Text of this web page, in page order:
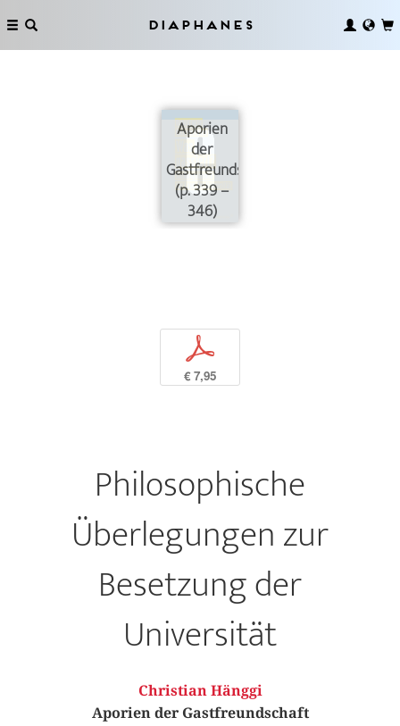
Diaphanes
Aporien
der
Gastfreundschaft
(p. 339 –
346)
p
€ 7,95
Philosophische
Überlegungen zur
Besetzung der
Universität
Christian Hänggi
Aporien der Gastfreundschaft